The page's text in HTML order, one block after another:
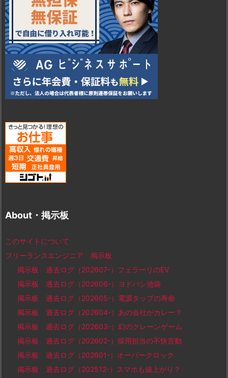
About・掲示板
このサイトについて
フリーランスエンジニア 掲示板
掲示板 過去ログ（202607-）フェラーリのEV
掲示板 過去ログ（202606-）ヨドバシ池袋
掲示板 過去ログ（202605-）電源タップの寿命
掲示板 過去ログ（202604-）あの会社がカレー？
掲示板 過去ログ（202603-）幻のクレーンゲーム
掲示板 過去ログ（202602-）採用担当の不快言動
掲示板 過去ログ（202601-）オーバークロック
掲示板 過去ログ（202512-）スマホも値上がり？